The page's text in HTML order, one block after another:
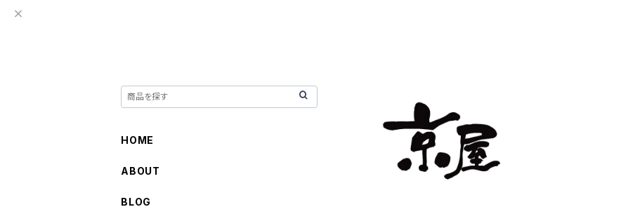
HOME
ABOUT
BLOG